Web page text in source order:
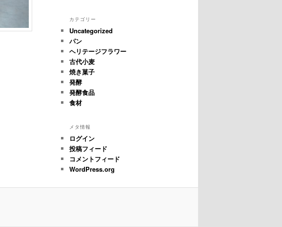
カテゴリー
Uncategorized
パン
ヘリテージフラワー
古代小麦
焼き菓子
発酵
発酵食品
食材
メタ情報
ログイン
投稿フィード
コメントフィード
WordPress.org